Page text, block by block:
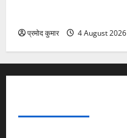
प्रमोद कुमार 4 August 2026